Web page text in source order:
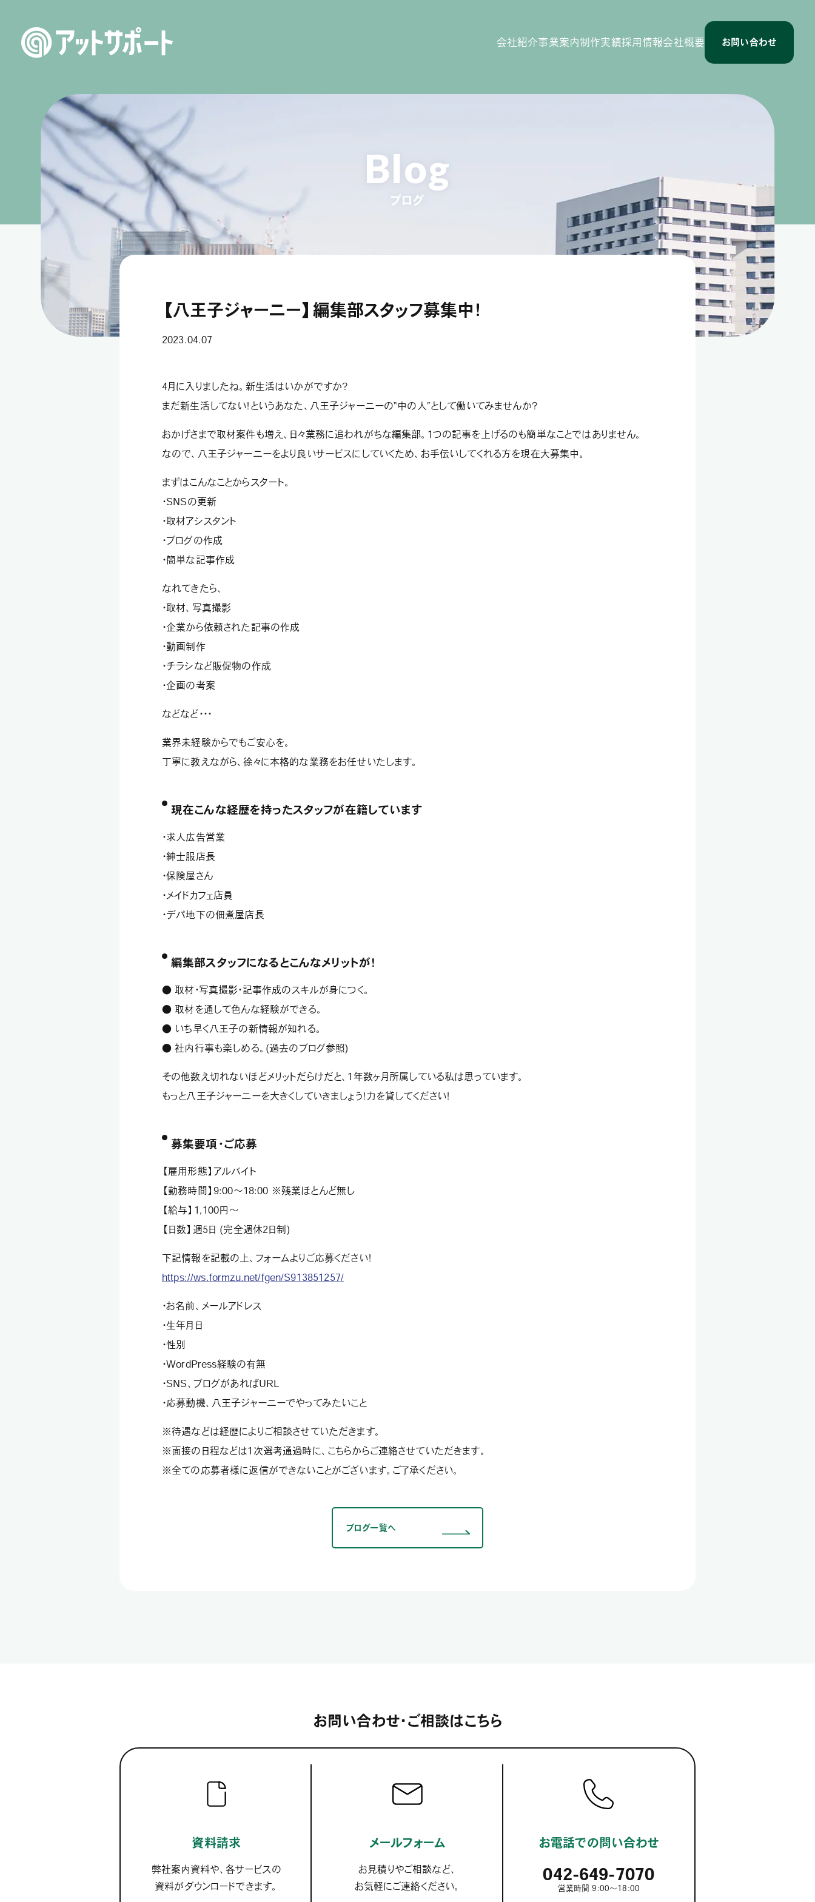
会社紹介事業案内制作実績採用情報会社概要 お問い合わせ
Blog
ブログ
【八王子ジャーニー】編集部スタッフ募集中！
2023.04.07
4月に入りましたね。新生活はいかがですか？
まだ新生活してない！というあなた、八王子ジャーニーの“中の人”として働いてみませんか？
おかげさまで取材案件も増え、日々業務に追われがちな編集部。1つの記事を上げるのも簡単なことではありません。
なので、八王子ジャーニーをより良いサービスにしていくため、お手伝いしてくれる方を現在大募集中。
まずはこんなことからスタート。
・SNSの更新
・取材アシスタント
・ブログの作成
・簡単な記事作成
なれてきたら、
・取材、写真撮影
・企業から依頼された記事の作成
・動画制作
・チラシなど販促物の作成
・企画の考案
などなど・・・
業界未経験からでもご安心を。
丁寧に教えながら、徐々に本格的な業務をお任せいたします。
現在こんな経歴を持ったスタッフが在籍しています
・求人広告営業
・紳士服店長
・保険屋さん
・メイドカフェ店員
・デパ地下の佃煮屋店長
編集部スタッフになるとこんなメリットが！
● 取材・写真撮影・記事作成のスキルが身につく。
● 取材を通して色んな経験ができる。
● いち早く八王子の新情報が知れる。
● 社内行事も楽しめる。(過去のブログ参照)
その他数え切れないほどメリットだらけだと、1年数ヶ月所属している私は思っています。
もっと八王子ジャーニーを大きくしていきましょう！力を貸してください！
募集要項・ご応募
【雇用形態】アルバイト
【勤務時間】9:00～18:00 ※残業ほとんど無し
【給与】1,100円～
【日数】週5日 (完全週休2日制)
下記情報を記載の上、フォームよりご応募ください！
https://ws.formzu.net/fgen/S913851257/
・お名前、メールアドレス
・生年月日
・性別
・WordPress経験の有無
・SNS、ブログがあればURL
・応募動機、八王子ジャーニーでやってみたいこと
※待遇などは経歴によりご相談させていただきます。
※面接の日程などは1次選考通過時に、こちらからご連絡させていただきます。
※全ての応募者様に返信ができないことがございます。ご了承ください。
ブログ一覧へ
お問い合わせ・ご相談はこちら
資料請求
弊社案内資料や、各サービスの
資料がダウンロードできます。
メールフォーム
お見積りやご相談など、
お気軽にご連絡ください。
お電話での問い合わせ
042-649-7070
営業時間 9:00～18:00